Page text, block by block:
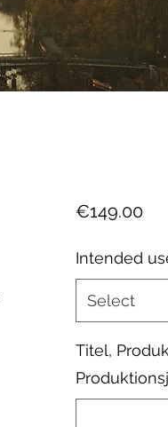
€149.00
Intended
Select
Titel,